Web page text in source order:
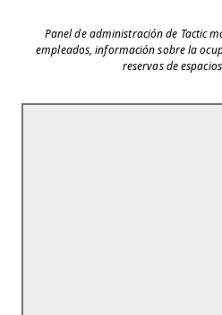
Panel de administración de Tactic
empleados, información sobre la
reservas de